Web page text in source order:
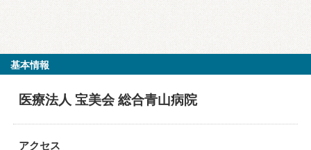
基本情報
医療法人 宝美会 総合青山病院
アクセス